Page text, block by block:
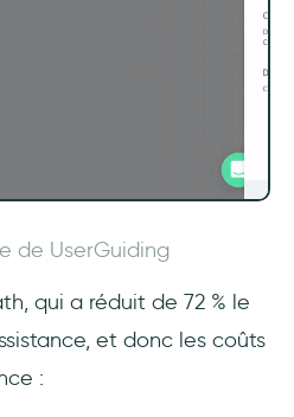
de UserGuiding
qui a réduit de 72 % le
et donc les coûts
: